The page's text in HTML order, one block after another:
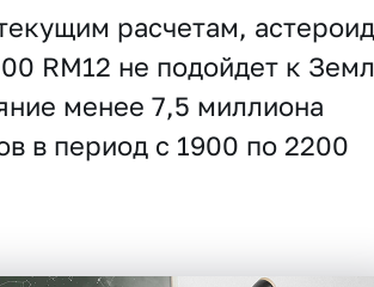
расчетам, астероид
RM12 не подойдет к
менее 7,5 миллиона
в период с 1900 по 2200